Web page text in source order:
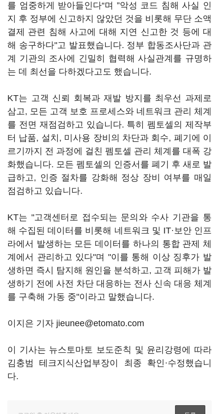
를 엄중하게 받아들인다“며 ”악성 코드 침해 사실 인
지 후 정부에 신고하지 않았던 것을 비롯해 무단 소액
결제 관련 침해 사고에 대해 지연 신고한 것 등에 대
해 송구하다"고 발표했습니다. 정부 합동조사단과 관
계 기관의 조사에 긴밀히 협력해 사실관계를 규명하
는 데 최선을 다하겠다고도 했습니다.
KT는 고객 신뢰 회복과 재발 방지를 최우선 과제로
삼고, 모든 고객 보호 프로세스와 네트워크 관리 체계
를 전면 재점검하고 있습니다. 특히 펨토셀의 제작부
터 납품, 설치, 미사용 장비의 차단과 회수, 폐기에 이
르기까지 전 과정에 걸친 펨토셀 관리 체계를 대폭 강
화했습니다. 모든 펨토셀의 인증서를 폐기 후 새로 발
급하고, 인증 절차를 강화해 정상 장비 여부를 매일
점검하고 있습니다.
KT는 "고객센터로 접수되는 문의와 수사 기관을 통
해 수집된 데이터를 비롯해 네트워크 및 IT·보안 인프
라에서 발생하는 모든 데이터를 하나의 통합 관제 체
계에서 관리하고 있다"며 "이를 통해 이상 징후가 발
생하면 즉시 탐지해 원인을 분석하고, 고객 피해가 발
생하기 전에 사전 차단 대응하는 전사 신속 대응 체계
를 구축해 가동 중"이라고 말했습니다.
이지은 기자 jieunee@etomato.com
이 기사는 뉴스토마토 보도준칙 및 윤리강령에 따라
김충범 테크지식산업부장이 최종 확인·수정했습니
다.